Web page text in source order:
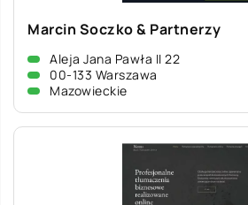
Marcin Soczko & Partnerzy
Aleja Jana Pawła II 22
00-133 Warszawa
Mazowieckie